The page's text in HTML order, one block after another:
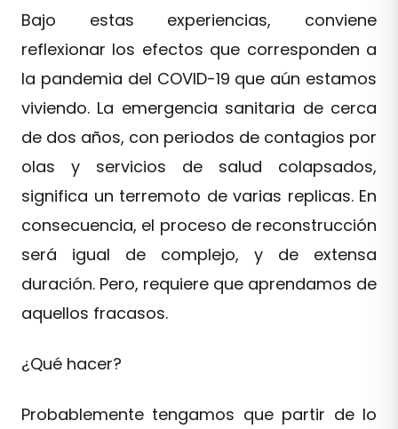
Bajo estas experiencias, conviene
reflexionar los efectos que corresponden a
la pandemia del COVID-19 que aún estamos
viviendo. La emergencia sanitaria de cerca
de dos años, con periodos de contagios por
olas y servicios de salud colapsados,
significa un terremoto de varias replicas. En
consecuencia, el proceso de reconstrucción
será igual de complejo, y de extensa
duración. Pero, requiere que aprendamos de
aquellos fracasos.
¿Qué hacer?
Probablemente tengamos que partir de lo